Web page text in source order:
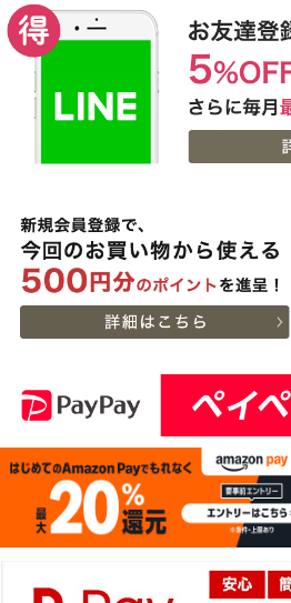
9
13:41:00
2026-
08-08
02:17:00
愛知県
11
08-07
東京都
12
08-07
新潟県
2026-
08-07
14:30:00
大阪府
14
2026-
08-07
13:01:00
東京都
15
2026-
08-07
10:54:00
兵庫県
10:54:00